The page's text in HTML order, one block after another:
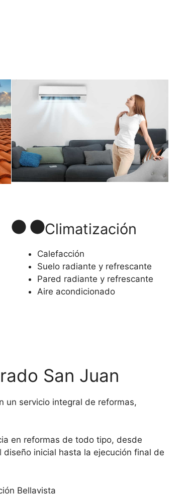
Climatización
Calefacción
Suelo radiante y refrescante
Pared radiante y refrescante
Aire acondicionado
San Juan
un servicio integral de reformas,
en reformas de todo tipo, desde
inicial hasta la ejecución final de